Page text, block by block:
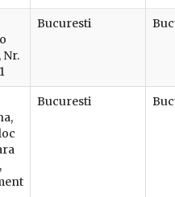
Nr.
Bucuresti
Bucuresti